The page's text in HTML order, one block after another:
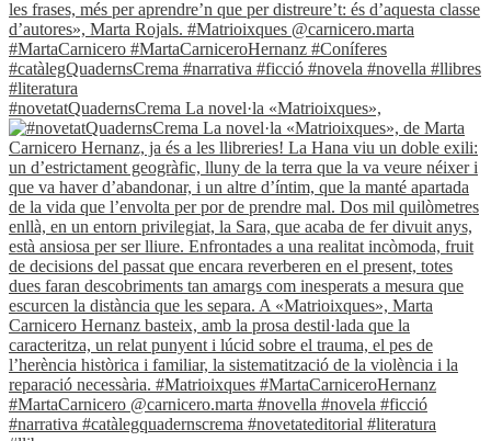
#novetatQuadernsCrema La novel·la «Matrioixques»,